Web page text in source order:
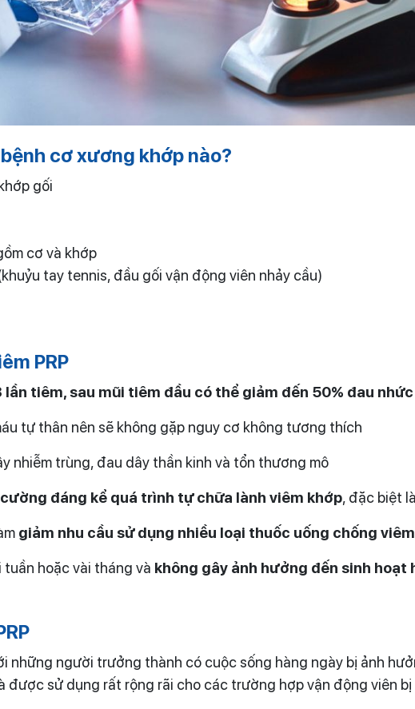
cơ xương khớp nào?
gối
cơ và khớp
tay tennis, đầu gối vận động viên nhảy cầu)
PRP
tiêm, sau mũi tiêm đầu có thể giảm đến 50% đau nhức
tự thân nên sẽ không gặp nguy cơ không tương thích
nhiễm trùng, đau dây thần kinh và tổn thương mô
đáng kể quá trình tự chữa lành viêm khớp, đặc biệt
giảm nhu cầu sử dụng nhiều loại thuốc uống chống
hoặc vài tháng và không gây ảnh hưởng đến sinh hoạt
những người trưởng thành có cuộc sống hàng ngày bị ảnh
được sử dụng rất rộng rãi cho các trường hợp vận động viên